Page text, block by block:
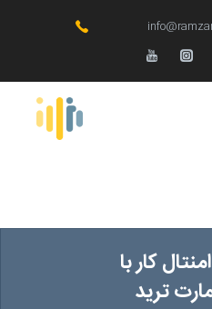
کار با
ترید